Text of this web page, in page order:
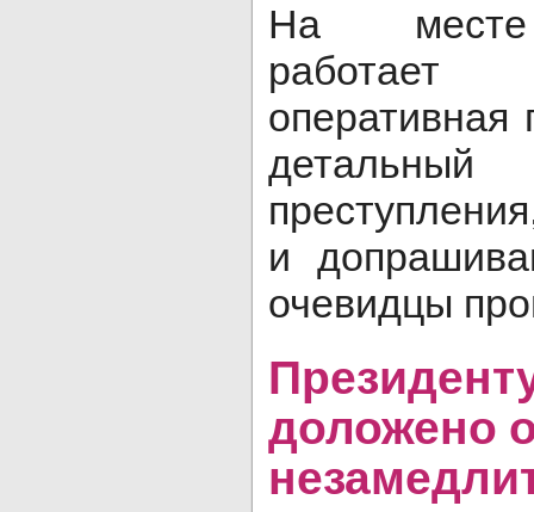
На месте
работает
оперативная
и
очевидцы
доложено